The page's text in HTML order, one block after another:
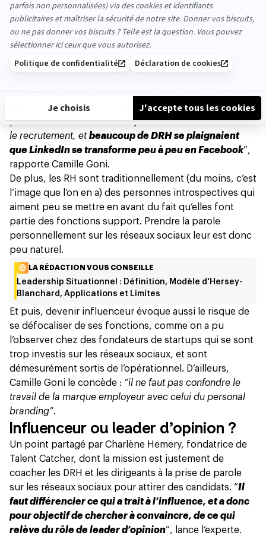
que les contenus qui y fonctionnent sont tous
incarnés. Il est d’ailleurs bien difficile pour une page
corporate de percer les mystères de l'algorithme. Tout
le monde se fiche de savoir que XXX propose des
paniers de fruits à ses collaborateurs tous les lundis.
approchées par le biais de la petite histoire. C’est
d’ailleurs ce qui peut irriter certains RH qui n’adhèrent
pas avec cette mouvance : “j’étais à une conférence sur
le recrutement, etbeaucoup de DRH se plaignaient
que LinkedIn se transforme peu à peu en Facebook”,
rapporte Camille Goni.
De plus, les RH sont traditionnellement (du moins, c’est
l’image que l’on en a) des personnes introspectives qui
aiment peu se mettre en avant du fait qu’elles font
partie des fonctions support. Prendre la parole
personnellement sur les réseaux sociaux leur est donc
peu naturel.
LA RÉDACTION VOUS CONSEILLE
Leadership Situationnel : Définition, Modèle d'Hersey-
Blanchard, Applications et Limites
Et puis, devenir influenceur évoque aussi le risque de
se défocaliser de ses fonctions, comme on a pu
l’observer chez des fondateurs de startups qui se sont
trop investis sur les réseaux sociaux, et sont
démesurément sortis de l’opérationnel. D’ailleurs,
Camille Goni le concède : “il ne faut pas confondre le
travail de la marque employeur avec celui du personal
branding”.
Influenceur ou leader d’opinion ?
Un point partagé par Charlène Hemery, fondatrice de
Talent Catcher, dont la mission est justement de
coacher les DRH et les dirigeants à la prise de parole
sur les réseaux sociaux pour attirer des candidats. “Il
faut différencier ce qui a trait à l’influence, et a donc
pour objectif de chercher à convaincre, de ce qui
relève du rôle de leader d’opinion”, lance l’experte.